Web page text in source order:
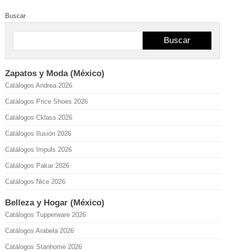
Buscar
Buscar
Zapatos y Moda (México)
Catálogos Andrea 2026
Catálogos Price Shoes 2026
Catálogos Cklass 2026
Catálogos Ilusión 2026
Catálogos Impuls 2026
Catálogos Pakar 2026
Catálogos Nice 2026
Belleza y Hogar (México)
Catálogos Tupperware 2026
Catálogos Arabela 2026
Catálogos Stanhome 2026